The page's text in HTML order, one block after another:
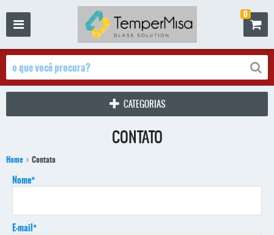
0
CATEGORIAS
CONTATO
Home Contato
Nome*
E-mail*